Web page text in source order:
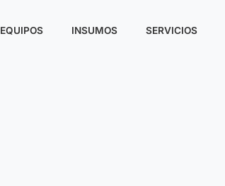
EQUIPOS INSUMOS SERVICIOS